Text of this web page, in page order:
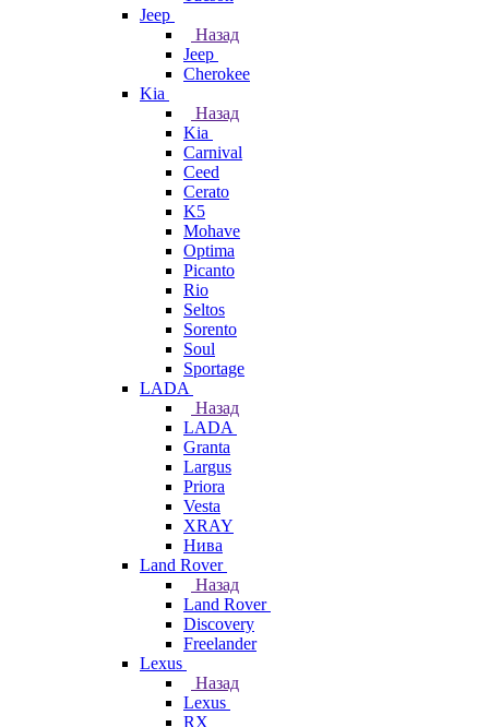
Jeep
Назад
Jeep
Cherokee
Kia
Назад
Kia
Carnival
Ceed
Cerato
K5
Mohave
Optima
Picanto
Rio
Seltos
Sorento
Soul
Sportage
LADA
Назад
LADA
Granta
Largus
Priora
Vesta
XRAY
Нива
Land Rover
Назад
Land Rover
Discovery
Freelander
Lexus
Назад
Lexus
RX